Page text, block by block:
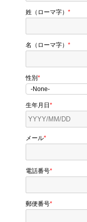
姓（ローマ字） *
名（ローマ字） *
性別 *
生年月日 *
メール*
電話番号*
郵便番号*